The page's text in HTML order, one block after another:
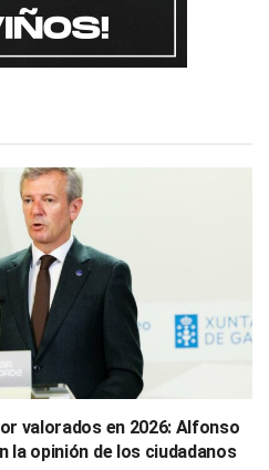
valorados en 2026: Alfonso
la opinión de los ciudadanos